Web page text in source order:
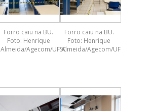
Forro caiu na BU.
Foto: Henrique
Almeida/Agecom/UFSC
Forro caiu na BU.
Foto: Henrique
Almeida/Agecom/UFSC